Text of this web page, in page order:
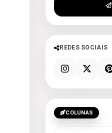
REDES SOCIAIS
COLUNAS